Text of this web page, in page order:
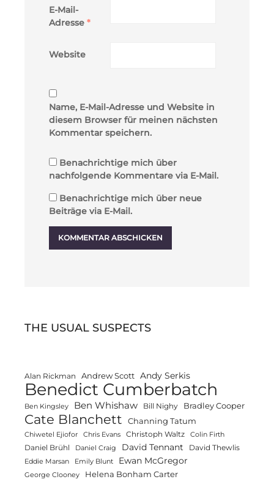
E-Mail-
Adresse *
Website
Name, E-Mail-Adresse und Website in
diesem Browser für meinen nächsten
Kommentar speichern.
Benachrichtige mich über
nachfolgende Kommentare via E-Mail.
Benachrichtige mich über neue
Beiträge via E-Mail.
THE USUAL SUSPECTS
Alan Rickman Andrew Scott Andy Serkis
Benedict Cumberbatch
Ben Kingsley Ben Whishaw Bill Nighy Bradley Cooper
Cate Blanchett Channing Tatum
Chiwetel Ejiofor Chris Evans Christoph Waltz Colin Firth
Daniel Brühl Daniel Craig David Tennant David Thewlis
Eddie Marsan Emily Blunt Ewan McGregor
George Clooney Helena Bonham Carter